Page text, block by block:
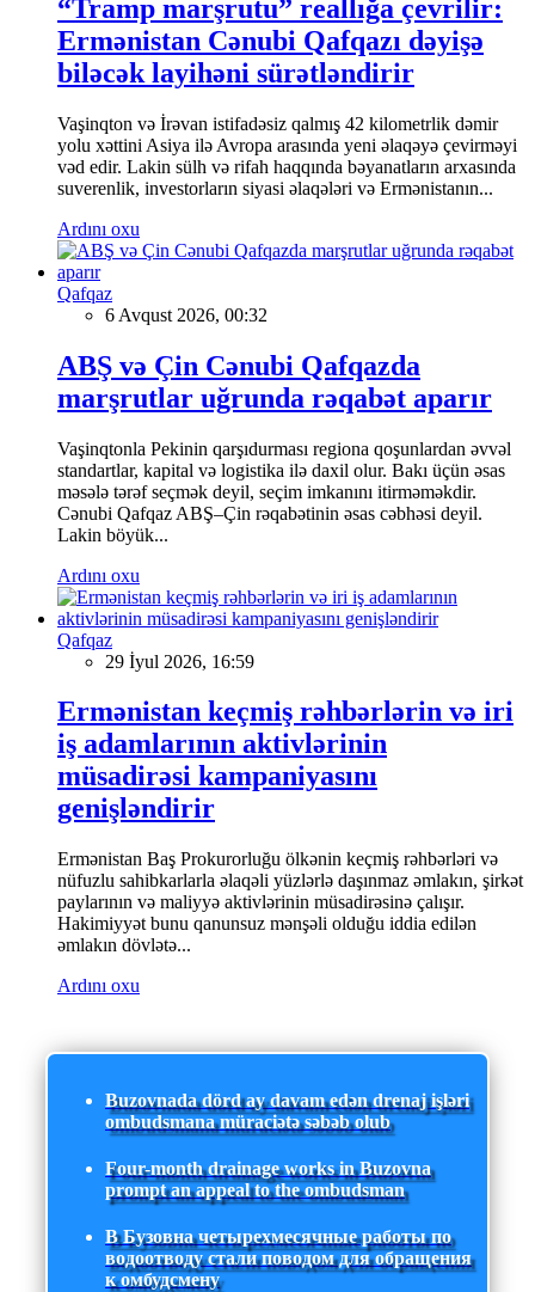
“Tramp marşrutu” reallığa çevrilir:
Ermənistan Cənubi Qafqazı dəyişə
biləcək layihəni sürətləndirir
Vaşinqton və İrəvan istifadəsiz qalmış 42 kilometrlik dəmir
yolu xəttini Asiya ilə Avropa arasında yeni əlaqəyə çevirməyi
vəd edir. Lakin sülh və rifah haqqında bəyanatların arxasında
suverenlik, investorların siyasi əlaqələri və Ermənistanın...
Ardını oxu
Qafqaz
6 Avqust 2026, 00:32
ABŞ və Çin Cənubi Qafqazda
marşrutlar uğrunda rəqabət aparır
Vaşinqtonla Pekinin qarşıdurması regiona qoşunlardan əvvəl
standartlar, kapital və logistika ilə daxil olur. Bakı üçün əsas
məsələ tərəf seçmək deyil, seçim imkanını itirməməkdir.
Cənubi Qafqaz ABŞ–Çin rəqabətinin əsas cəbhəsi deyil.
Lakin böyük...
Ardını oxu
Qafqaz
29 İyul 2026, 16:59
Ermənistan keçmiş rəhbərlərin və iri
iş adamlarının aktivlərinin
müsadirəsi kampaniyasını
genişləndirir
Ermənistan Baş Prokurorluğu ölkənin keçmiş rəhbərləri və
nüfuzlu sahibkarlarla əlaqəli yüzlərlə daşınmaz əmlakın, şirkət
paylarının və maliyyə aktivlərinin müsadirəsinə çalışır.
Hakimiyyət bunu qanunsuz mənşəli olduğu iddia edilən
əmlakın dövlətə...
Ardını oxu
Buzovnada dörd ay davam edən drenaj işləri
ombudsmana müraciətə səbəb olub
Four-month drainage works in Buzovna
prompt an appeal to the ombudsman
В Бузовна четырехмесячные работы по
водоотводу стали поводом для обращения
к омбудсмену